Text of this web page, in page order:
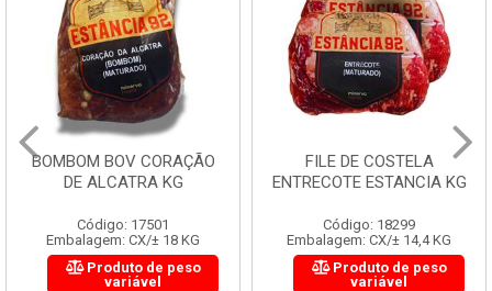
BOMBOM BOV CORAÇÃO
DE ALCATRA KG
Código: 17501
Embalagem: CX/± 18 KG
Produto de peso
variável
FILE DE COSTELA
ENTRECOTE ESTANCIA KG
Código: 18299
Embalagem: CX/± 14,4 KG
Produto de peso
variável